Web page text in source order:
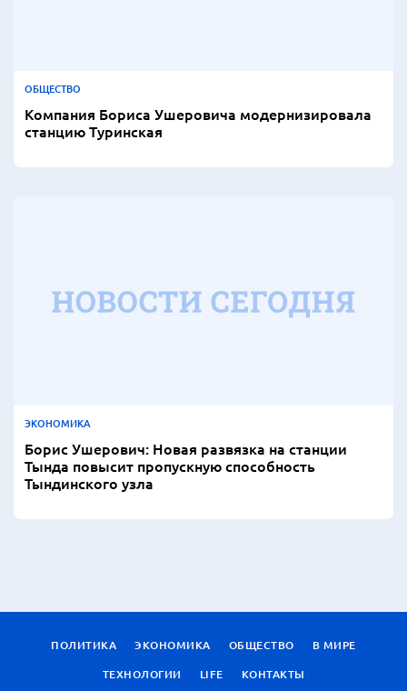
ОБЩЕСТВО
Компания Бориса Ушеровича модернизировала
станцию Туринская
ЭКОНОМИКА
Борис Ушерович: Новая развязка на станции
Тында повысит пропускную способность
Тындинского узла
ПОЛИТИКА ЭКОНОМИКА ОБЩЕСТВО
В МИРЕ
ТЕХНОЛОГИИ
LIFE КОНТАКТЫ